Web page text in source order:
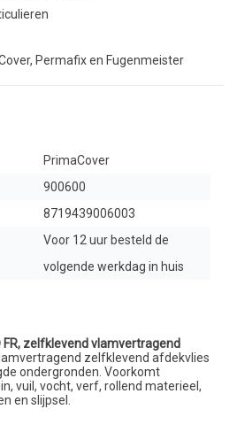
Permafix en Fugenmeister
PrimaCover
900600
8719439006003
Voor 12 uur besteld de
volgende werkdag in huis
FR, zelfklevend vlamvertragend
zelfklevend afdekvlies
ondergronden. Voorkomt
vuil, vocht, verf, rollend materieel,
en slijpsel.